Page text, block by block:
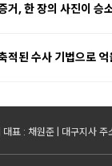
거, 한 장의 사진이 승
적된 수사 기법으로
대표 : 채원준 | 대구지